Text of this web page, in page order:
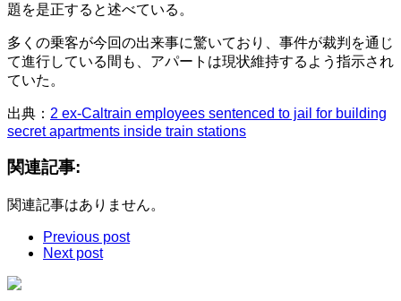
題を是正すると述べている。
多くの乗客が今回の出来事に驚いており、事件が裁判を通じ
て進行している間も、アパートは現状維持するよう指示され
ていた。
出典： 2 ex-Caltrain employees sentenced to jail for building
secret apartments inside train stations
関連記事:
関連記事はありません。
Previous post
Next post